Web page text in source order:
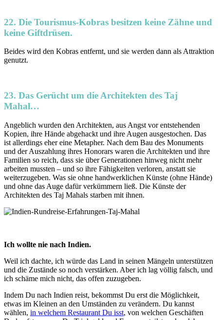
22. Die Tourismus-Kobras besitzen keine Zähne und
keine Giftdrüsen.
Beides wird den Kobras entfernt, und sie werden dann als Attraktion
genutzt.
23. Das Gerücht um die Architekten des Taj
Mahal…
Angeblich wurden den Architekten, aus Angst vor entstehenden
Kopien, ihre Hände abgehackt und ihre Augen ausgestochen. Das
ist allerdings eher eine Metapher. Nach dem Bau des Monuments
und der Auszahlung ihres Honorars waren die Architekten und ihre
Familien so reich, dass sie über Generationen hinweg nicht mehr
arbeiten mussten – und so ihre Fähigkeiten verloren, anstatt sie
weiterzugeben. Was sie ohne handwerklichen Künste (ohne Hände)
und ohne das Auge dafür verkümmern ließ. Die Künste der
Architekten des Taj Mahals starben mit ihnen.
Ich wollte nie nach Indien.
Weil ich dachte, ich würde das Land in seinen Mängeln unterstützen
und die Zustände so noch verstärken. Aber ich lag völlig falsch, und
ich schäme mich nicht, das offen zuzugeben.
Indem Du nach Indien reist, bekommst Du erst die Möglichkeit,
etwas im Kleinen an den Umständen zu verändern. Du kannst
wählen, in welchem Restaurant Du isst, von welchen Geschäften